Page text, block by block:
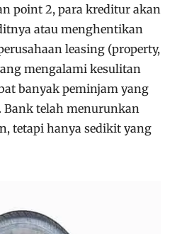
point 2, para kreditur akan
atau menghentikan
leasing (property,
mengalami kesulitan
banyak peminjam yang
Bank telah menurunkan
tetapi hanya sedikit yang